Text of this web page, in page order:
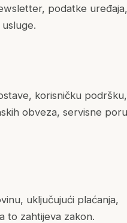
podatke uređaja,
korisničku podršku,
obveza, servisne
uključujući plaćanja,
to zahtijeva zakon.